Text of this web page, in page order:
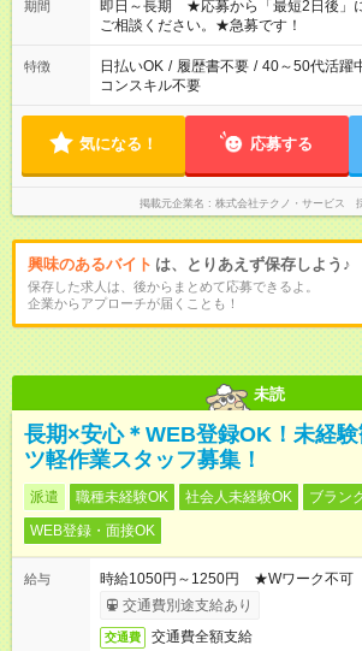
ご希望を教えてください！
期間
即日～長期 ★応募から「最短2日後」
ご相談ください。★急募です！
特徴 日払いOK / 履歴書不要 / 40～50代活躍
コンスキル不要
気になる！ 応募する
掲載元企業名 株式会社テクノ・サービス
興味のあるバイト は、とりあえず保存しよう♪
保存した求人は、後からまとめて応募できるよ。
企業からアプローチが届くことも！
未読
長期×安心＊WEB登録OK！未経
ツ軽作業スタッフ募集！
派遣 職種未経験OK 社会人未経験OK
ブラン
WEB登録・面接OK
給与
時給1050円～1250円 ★Wワーク不可
交通費別途支給あり
交通費 交通費全額支給